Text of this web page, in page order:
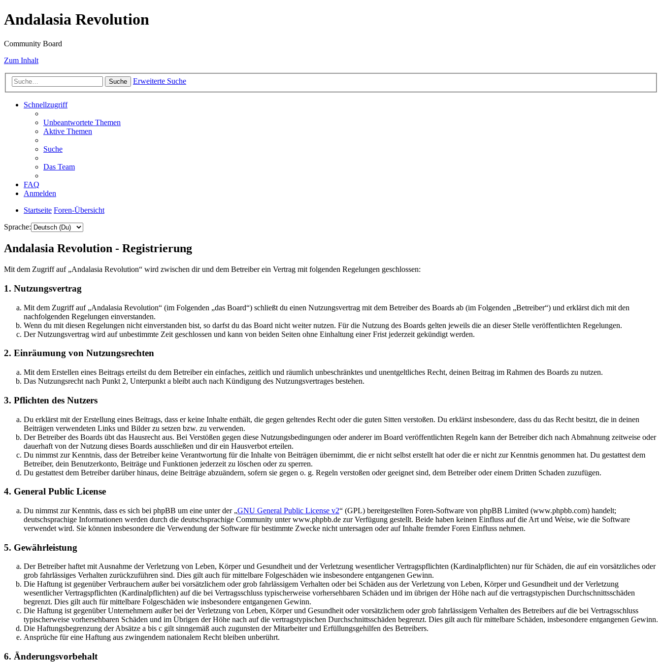
Andalasia Revolution
Community Board
Zum Inhalt
Suche Erweiterte Suche
Schnellzugriff
Unbeantwortete Themen
Aktive Themen
Suche
Das Team
FAQ
Anmelden
Startseite Foren-Übersicht
Sprache:
Andalasia Revolution - Registrierung
Mit dem Zugriff auf „Andalasia Revolution“ wird zwischen dir und dem Betreiber ein Vertrag mit folgenden Regelungen geschlossen:
1. Nutzungsvertrag
Mit dem Zugriff auf „Andalasia Revolution“ (im Folgenden „das Board“) schließt du einen Nutzungsvertrag mit dem Betreiber des Boards ab (im Folgenden „Betreiber“) und erklärst dich mit den
nachfolgenden Regelungen einverstanden.
Wenn du mit diesen Regelungen nicht einverstanden bist, so darfst du das Board nicht weiter nutzen. Für die Nutzung des Boards gelten jeweils die an dieser Stelle veröffentlichten Regelungen.
Der Nutzungsvertrag wird auf unbestimmte Zeit geschlossen und kann von beiden Seiten ohne Einhaltung einer Frist jederzeit gekündigt werden.
2. Einräumung von Nutzungsrechten
Mit dem Erstellen eines Beitrags erteilst du dem Betreiber ein einfaches, zeitlich und räumlich unbeschränktes und unentgeltliches Recht, deinen Beitrag im Rahmen des Boards zu nutzen.
Das Nutzungsrecht nach Punkt 2, Unterpunkt a bleibt auch nach Kündigung des Nutzungsvertrages bestehen.
3. Pflichten des Nutzers
Du erklärst mit der Erstellung eines Beitrags, dass er keine Inhalte enthält, die gegen geltendes Recht oder die guten Sitten verstoßen. Du erklärst insbesondere, dass du das Recht besitzt, die in deinen
Beiträgen verwendeten Links und Bilder zu setzen bzw. zu verwenden.
Der Betreiber des Boards übt das Hausrecht aus. Bei Verstößen gegen diese Nutzungsbedingungen oder anderer im Board veröffentlichten Regeln kann der Betreiber dich nach Abmahnung zeitweise oder
dauerhaft von der Nutzung dieses Boards ausschließen und dir ein Hausverbot erteilen.
Du nimmst zur Kenntnis, dass der Betreiber keine Verantwortung für die Inhalte von Beiträgen übernimmt, die er nicht selbst erstellt hat oder die er nicht zur Kenntnis genommen hat. Du gestattest dem
Betreiber, dein Benutzerkonto, Beiträge und Funktionen jederzeit zu löschen oder zu sperren.
Du gestattest dem Betreiber darüber hinaus, deine Beiträge abzuändern, sofern sie gegen o. g. Regeln verstoßen oder geeignet sind, dem Betreiber oder einem Dritten Schaden zuzufügen.
4. General Public License
Du nimmst zur Kenntnis, dass es sich bei phpBB um eine unter der „GNU General Public License v2“ (GPL) bereitgestellten Foren-Software von phpBB Limited (www.phpbb.com) handelt;
deutschsprachige Informationen werden durch die deutschsprachige Community unter www.phpbb.de zur Verfügung gestellt. Beide haben keinen Einfluss auf die Art und Weise, wie die Software
verwendet wird. Sie können insbesondere die Verwendung der Software für bestimmte Zwecke nicht untersagen oder auf Inhalte fremder Foren Einfluss nehmen.
5. Gewährleistung
Der Betreiber haftet mit Ausnahme der Verletzung von Leben, Körper und Gesundheit und der Verletzung wesentlicher Vertragspflichten (Kardinalpflichten) nur für Schäden, die auf ein vorsätzliches oder
grob fahrlässiges Verhalten zurückzuführen sind. Dies gilt auch für mittelbare Folgeschäden wie insbesondere entgangenen Gewinn.
Die Haftung ist gegenüber Verbrauchern außer bei vorsätzlichem oder grob fahrlässigem Verhalten oder bei Schäden aus der Verletzung von Leben, Körper und Gesundheit und der Verletzung
wesentlicher Vertragspflichten (Kardinalpflichten) auf die bei Vertragsschluss typischerweise vorhersehbaren Schäden und im übrigen der Höhe nach auf die vertragstypischen Durchschnittsschäden
begrenzt. Dies gilt auch für mittelbare Folgeschäden wie insbesondere entgangenen Gewinn.
Die Haftung ist gegenüber Unternehmern außer bei der Verletzung von Leben, Körper und Gesundheit oder vorsätzlichem oder grob fahrlässigem Verhalten des Betreibers auf die bei Vertragsschluss
typischerweise vorhersehbaren Schäden und im Übrigen der Höhe nach auf die vertragstypischen Durchschnittsschäden begrenzt. Dies gilt auch für mittelbare Schäden, insbesondere entgangenen Gewinn.
Die Haftungsbegrenzung der Absätze a bis c gilt sinngemäß auch zugunsten der Mitarbeiter und Erfüllungsgehilfen des Betreibers.
Ansprüche für eine Haftung aus zwingendem nationalem Recht bleiben unberührt.
6. Änderungsvorbehalt